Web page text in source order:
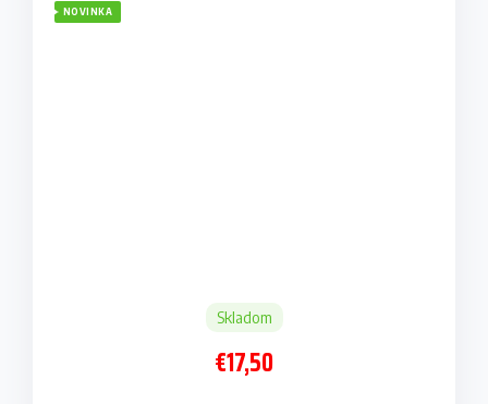
NOVINKA
Skladom
€17,50